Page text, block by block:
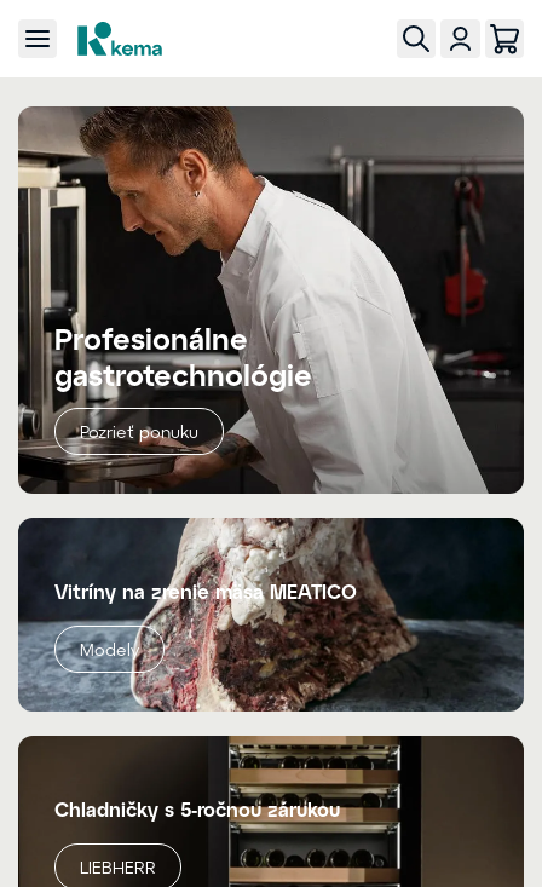
Profesionálne
gastrotechnológie
Pozrieť ponuku
Vitríny na zrenie mäsa MEATICO
Modely
Chladničky s 5-ročnou zárukou
LIEBHERR